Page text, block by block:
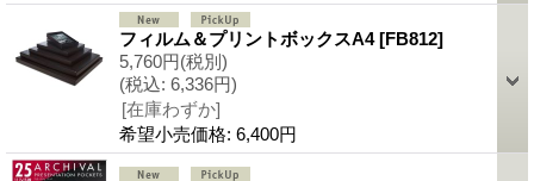
フィルム＆プリントボックスA4[FB812]
5,760円(税別)
(税込: 6,336円)
[在庫わずか]
希望小売価格: 6,400円